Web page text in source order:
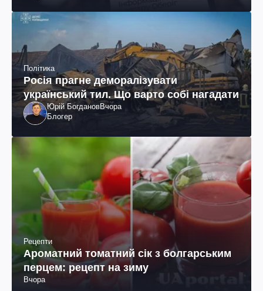
Політика
Росія прагне деморалізувати
український тил. Що варто собі нагадати
Юрій БогдановВчора
Блогер
Рецепти
Ароматний томатний сік з болгарським
перцем: рецепт на зиму
Вчора